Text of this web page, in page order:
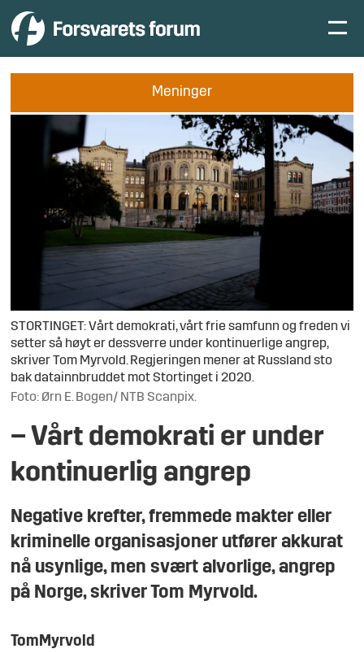
Meninger
STORTINGET: Vårt demokrati, vårt frie samfunn og freden vi
setter så høyt er dessverre under kontinuerlige angrep,
skriver Tom Myrvold. Regjeringen mener at Russland sto
bak datainnbruddet mot Stortinget i 2020.
Foto: Ørn E. Bogen/ NTB Scanpix.
– Vårt demokrati er under
kontinuerlig angrep
Negative krefter, fremmede makter eller
kriminelle organisasjoner utfører akkurat
nå usynlige, men svært alvorlige, angrep
på Norge, skriver Tom Myrvold.
Tom Myrvold